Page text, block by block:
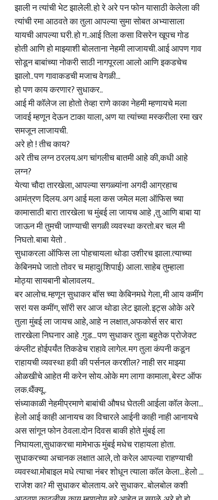
झाली न त्यांची भेट झालेली. हो रे अरे पन फोन यासाठी केलेला की
त्यांची रमा आठवते का तुला आपल्या सुमा सोबत अभ्यासाला
यायची आपल्या घरी. हो ग..आई तिला कसा विसरेन खूपच गोड
होती आणि हो माझ्याशी बोलताना नेहमी लाजायची. आई आपण गाव
सोडून बाबांच्या नोकरी साठी नागपूरला आलो आणि इकडचेच
झालो.. पण गावाकडची मजाच वेगळी...
हो पण काय करणार? सुधाकर..
आई मी कॉलेज ला होतो तेव्हा राणे काका नेहमी म्हणायचे मला
जावई म्हणून देऊन टाका याला, अण या त्यांच्या मस्करीला रमा खर
समजून लाजायची.
अरे हो ! तीच काय?
अरे तीच लग्न ठरलय.अग चांगलीच बातमी आहे की,कधी आहे
लग्न?
येत्या चौदा तारखेला, आपल्या सगळ्यांना अगदी आग्रहाच
आमंत्रण दिलय. अग आई मला कस जमेल मला ऑफिस च्या
कामासाठी बारा तारखेला च मुंबई ला जायच आहे ,तु आणि बाबा या
जाऊन मी तुमची जाण्याची सगळी व्यवस्था करतो.बर चल मी
निघतो. बाबा येतो .
सुधाकरला ऑफिस ला पोहचायला थोडा उशीरच झाला.त्याच्या
केबिनमधे जातो तोवर च महादु(शिपाई) आला. साहेब तुम्हाला
मोठ्या सायबानी बोलावलय..
बर आलोच. म्हणून सुधाकर बॉस च्या केबिनमधे गेला, मी आय कमींग
सर! यस कमींग, सॉरी सर आज थोडा लेट झालो. इट्स ओके अरे
तुला मुंबई ला जायच आहे, आहे न लक्षात,अफकोर्स सर बारा
तारखेला निघनार आहे .गुड... पण सुधाकर तुला बहुतेक प्रोजेक्ट
कंप्लीट होईपर्यंत तिकडेच राहावे लागेल. मग तुला कंपनी कडून
राहायची व्यवस्था हवी की पर्सनल करशील? नाही सर माझ्या
ओळखीचे आहेत मी करेन सोय. ओके मग लागा कामाला, बेस्ट ऑफ
लक.थैंक्यू..
संध्याकाळी नेहमीप्रमाणे बाबांची औषध घेतली आईला कॉल केला...
हेलो आई काही आनायच का विचारले आईनी काही नाही आनायचे
अस सांगून फोन ठेवला.दोन दिवस बाकी होते मुंबई ला
निघायला,सुधाकरचा मामेभाऊ मुंबई मधेच राहायला होता.
सुधाकरच्या अचानक लक्षात आले, तो करेल आपल्या राहण्याची
व्यवस्था.मोबाइल मधे त्याचा नंबर शोधून त्याला कॉल केला... हेलो ...
राजेश का? मी सुधाकर बोलताय. अरे सुधाकर.. बोलबोल कशी